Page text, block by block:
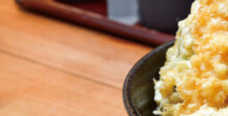
SERIES
CULTURE
ABOUT US
Instagram